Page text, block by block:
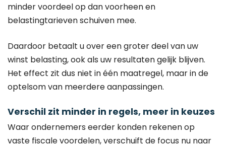
minder voordeel op dan voorheen en
belastingtarieven schuiven mee.
Daardoor betaalt u over een groter deel van uw
winst belasting, ook als uw resultaten gelijk blijven.
Het effect zit dus niet in één maatregel, maar in de
optelsom van meerdere aanpassingen.
Verschil zit minder in regels, meer in keuzes
Waar ondernemers eerder konden rekenen op
vaste fiscale voordelen, verschuift de focus nu naar